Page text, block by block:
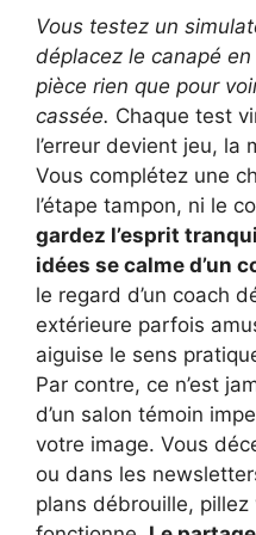
Vous testez un
déplacez le canapé
pièce rien que pour
cassée. Chaque test
l’erreur devient jeu, la
Vous complétez une
l’étape tampon, ni le
gardez l’esprit
idées se calme d’un
le regard d’un coach
extérieure parfois
aiguise le sens
Par contre, ce n’est
d’un salon témoin
votre image. Vous
ou dans les
plans débrouille, pillez